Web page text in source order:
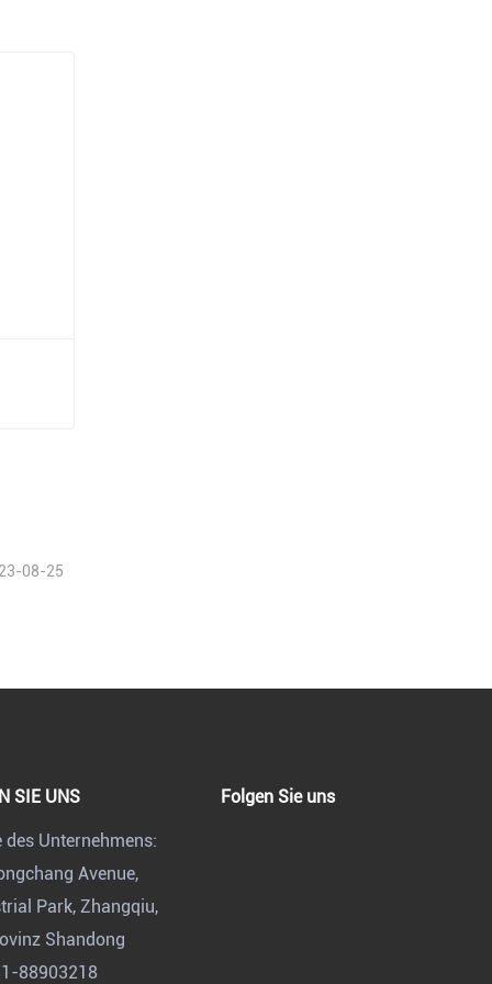
08-25
SIE UNS
des Unternehmens:
Avenue,
Park, Zhangqiu,
Shandong
88903218
Folgen Sie uns